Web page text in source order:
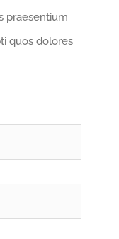
praesentium
quos dolores